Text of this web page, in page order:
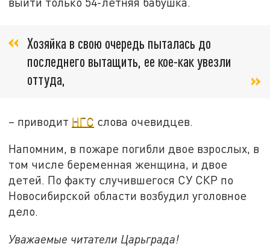
Хозяйка в свою очередь пыталась до
последнего вытащить, ее кое-как увезли
оттуда,
– приводит НГС слова очевидцев.
Напомним, в пожаре погибли двое взрослых, в
том числе беременная женщина, и двое
детей. По факту случившегося СУ СКР по
Новосибирской области возбудил уголовное
дело.
Уважаемые читатели Царьграда!